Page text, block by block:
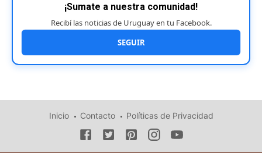
¡Sumate a nuestra comunidad!
Recibí las noticias de Uruguay en tu Facebook.
SEGUIR
Inicio Contacto Políticas de Privacidad